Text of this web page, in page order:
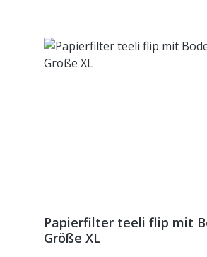
Papierfilter teeli flip mit
Größe XL